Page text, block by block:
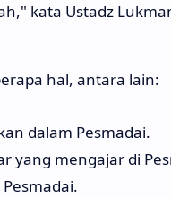
kata Ustadz
hal, antara lain:
dalam Pesmadai.
yang mengajar di